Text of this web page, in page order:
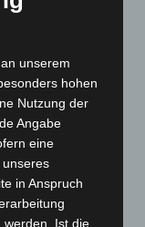
vor
Ziel ist, dass
gut versorgt
unserem
hohen
Nutzung der
Angabe
eine
in Anspruch
werden. Ist die